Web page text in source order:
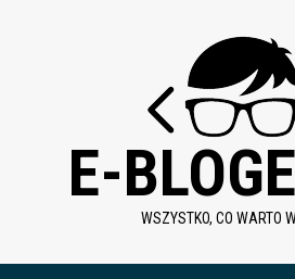
E-
WSZYSTKO, CO WARTO